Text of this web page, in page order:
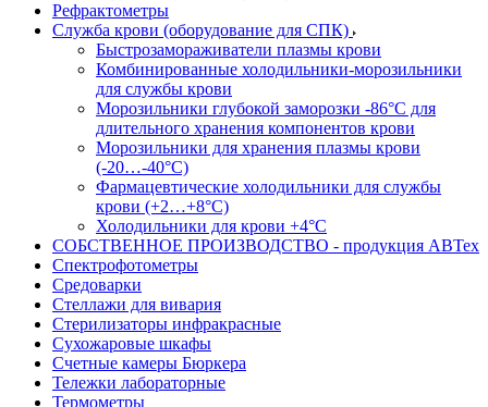
Рефрактометры
Служба крови (оборудование для СПК)
Быстрозамораживатели плазмы крови
Комбинированные холодильники-морозильники
для службы крови
Морозильники глубокой заморозки -86°С для
длительного хранения компонентов крови
Морозильники для хранения плазмы крови
(-20…-40°С)
Фармацевтические холодильники для службы
крови (+2…+8°С)
Холодильники для крови +4°С
СОБСТВЕННОЕ ПРОИЗВОДСТВО - продукция АВТех
Спектрофотометры
Средоварки
Стеллажи для вивария
Стерилизаторы инфракрасные
Сухожаровые шкафы
Счетные камеры Бюркера
Тележки лабораторные
Термометры